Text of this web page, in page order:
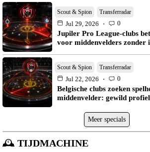
Scout & Spion Transferradar
Jul 29, 2026 0
Jupiler Pro League-clubs
voor middenvelders zonder
Scout & Spion Transferradar
Jul 22, 2026 0
Belgische clubs zoeken
middenvelder: gewild
Meer specials
🕰️ TIJDMACHINE